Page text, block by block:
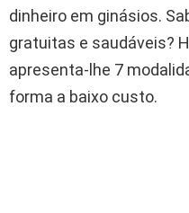
dinheiro em ginásios.
gratuitas e saudáveis?
apresenta-lhe 7
forma a baixo custo.